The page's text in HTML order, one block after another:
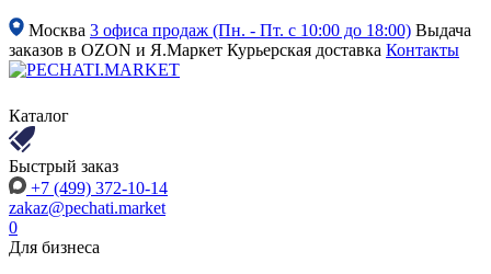
Москва 3 офиса продаж (Пн. - Пт. с 10:00 до 18:00) Выдача
заказов в OZON и Я.Маркет Курьерская доставка Контакты
Каталог
Быстрый заказ
+7 (499) 372-10-14
zakaz@pechati.market
0
Для бизнеса